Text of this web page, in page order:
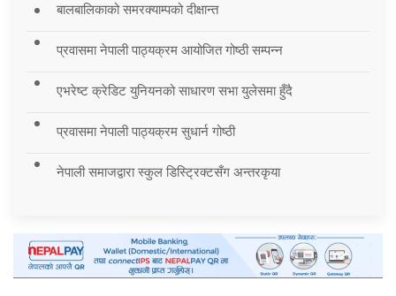
बालबालिकाको समरक्याम्पको दीक्षान्त
प्रवासमा नेपाली पाठ्यक्रम आयोजित गोष्ठी सम्पन्न
एभरेष्ट क्रेडिट युनियनको साधारण सभा युलेसमा हुँदै
प्रवासमा नेपाली पाठ्यक्रम सुधार्न गोष्ठी
नेपाली समाजद्वारा स्कुल डिस्ट्रिक्टसँग अन्तरकृया